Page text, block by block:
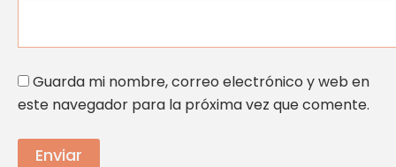
Guarda mi nombre, correo electrónico y web en
este navegador para la próxima vez que comente.